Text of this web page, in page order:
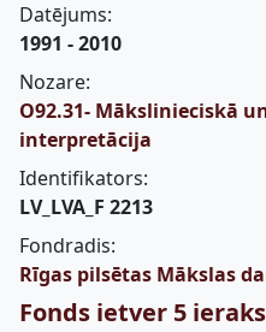
Datējums:
1991 - 2010
Nozare:
O92.31- Mākslinieciskā
interpretācija
Identifikators:
LV_LVA_F 2213
Fondradis:
Rīgas pilsētas Mākslas
Fonds ietver 5